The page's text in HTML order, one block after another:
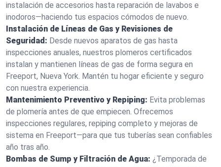
instalación de accesorios hasta reparación de lavabos e
inodoros—haciendo tus espacios cómodos de nuevo.
Instalación de Líneas de Gas y Revisiones de
Seguridad: Desde nuevos aparatos de gas hasta
inspecciones anuales, nuestros plomeros certificados
instalan y mantienen líneas de gas de forma segura en
Freeport, Nueva York. Mantén tu hogar eficiente y seguro
con nuestra experiencia.
Mantenimiento Preventivo y Repiping: Evita problemas
de plomería antes de que empiecen. Ofrecemos
inspecciones regulares, repiping completo y mejoras de
sistema en Freeport—para que tus tuberías sean confiables
año tras año.
Bombas de Sump y Filtración de Agua: ¿Temporada de